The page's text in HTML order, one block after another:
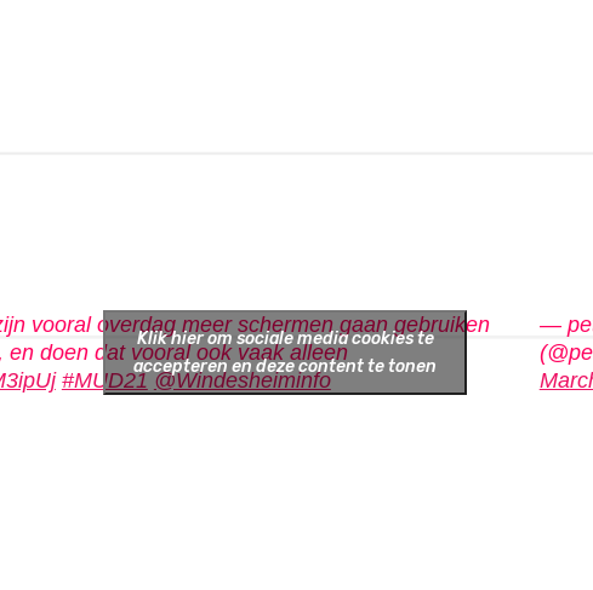
vooral overdag meer schermen gaan gebruiken
en doen dat vooral ook vaak alleen
#MUD21 @Windesheiminfo
—
Klik hier om sociale media cookies te
accepteren en deze content te tonen